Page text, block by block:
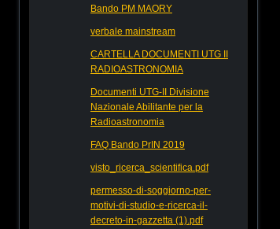
Bando PM MAORY
verbale mainstream
CARTELLA DOCUMENTI UTG II
RADIOASTRONOMIA
Documenti UTG-II Divisione
Nazionale Abilitante per la
Radioastronomia
FAQ Bando PrIN 2019
visto_ricerca_scientifica.pdf
permesso-di-soggiorno-per-
motivi-di-studio-e-ricerca-il-
decreto-in-gazzetta (1).pdf